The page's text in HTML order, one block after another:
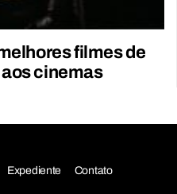
filmes de
cinemas
Expediente Contato